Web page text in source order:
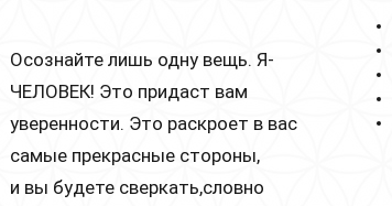
Осознайте лишь одну вещь. Я-
ЧЕЛОВЕК! Это придаст вам
уверенности. Это раскроет в вас
самые прекрасные стороны,
и вы будете сверкать,словно